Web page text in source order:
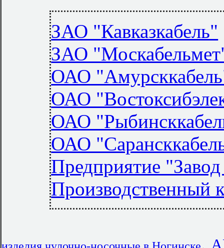
ЗАО "Кавказкабель"
ЗАО
ОАО
ОАО
ОАО
ОАО
Предприятие
Производственный
,